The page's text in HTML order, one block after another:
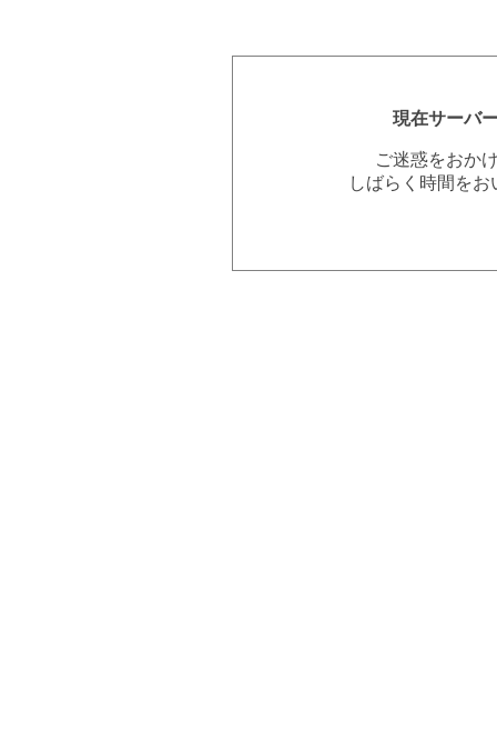
現在サーバ
ご迷惑をおか
しばらく時間を